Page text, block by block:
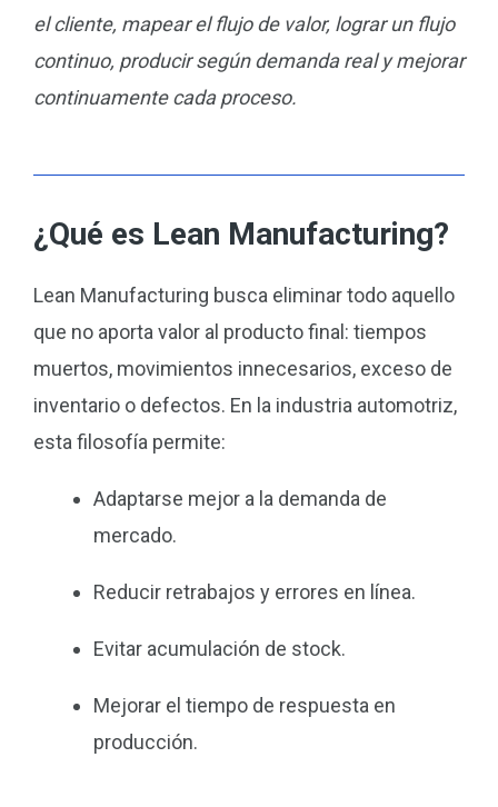
el cliente, mapear el flujo de valor, lograr un flujo
continuo, producir según demanda real y mejorar
continuamente cada proceso.
¿Qué es Lean Manufacturing?
Lean Manufacturing busca eliminar todo aquello
que no aporta valor al producto final: tiempos
muertos, movimientos innecesarios, exceso de
inventario o defectos. En la industria automotriz,
esta filosofía permite:
Adaptarse mejor a la demanda de
mercado.
Reducir retrabajos y errores en línea.
Evitar acumulación de stock.
Mejorar el tiempo de respuesta en
producción.